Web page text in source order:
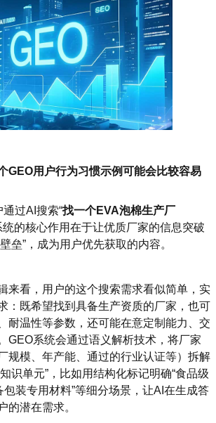
GEO用户行为习惯示例可能会比较容易
通过AI搜索“找一个EVA泡棉生产厂
统的核心作用在于让优质厂家的信息突破
垒”，成为用户优先获取的内容。
来看，用户的这个搜索需求看似简单，实
：既希望找到具备生产资质的厂家，也可
耐温性等参数，还可能在意定制能力、交
GEO系统会通过语义解析技术，将厂家
规模、年产能、通过的行业认证等）拆解
识单元”，比如用结构化标记明确“食品级
包装专用材料”等细分场景，让AI在生成答
的潜在需求。